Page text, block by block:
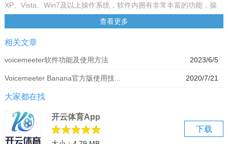
XP、Vista、Win7及以上操作系统，软件内拥有非常丰富的功能，操
作也很简单，是一款非常不错的软件，感兴趣的小伙伴快来欢迎来下
载哟！
软件特色
1.Voicemeeter Banana 提供了两个虚拟 ASIO 驱动来连接你喜爱的专
ASIO(Voicemeeter 插入虚拟 ASIO)”的第三方 ASIO 引入“虚拟插入”概
念。举个例子，它允许你通过一个 VST 宿主应用程序比如 Minihost
以拥有自己的 VST 插件链来在最终调音台输出之前处理你的任意音频
源。
查看更多
相关文章
2023/6/5
voicemeeter软件功能及使用方法
2020/7/21
Voicemeeter Banana官方版使用技...
大家都在找
下载
开云体育App